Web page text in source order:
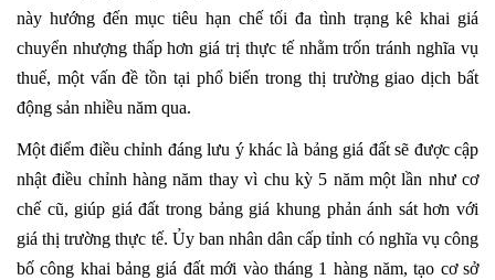
này hướng đến mục tiêu hạn chế tối đa tình trạng kê khai giá
chuyển nhượng thấp hơn giá trị thực tế nhằm trốn tránh nghĩa vụ
thuế, một vấn đề tồn tại phổ biến trong thị trường giao dịch bất
động sản nhiều năm qua.
Một điểm điều chỉnh đáng lưu ý khác là bảng giá đất sẽ được cập
nhật điều chỉnh hàng năm thay vì chu kỳ 5 năm một lần như cơ
chế cũ, giúp giá đất trong bảng giá khung phản ánh sát hơn với
giá thị trường thực tế. Ủy ban nhân dân cấp tỉnh có nghĩa vụ công
bố công khai bảng giá đất mới vào tháng 1 hàng năm, tạo cơ sở